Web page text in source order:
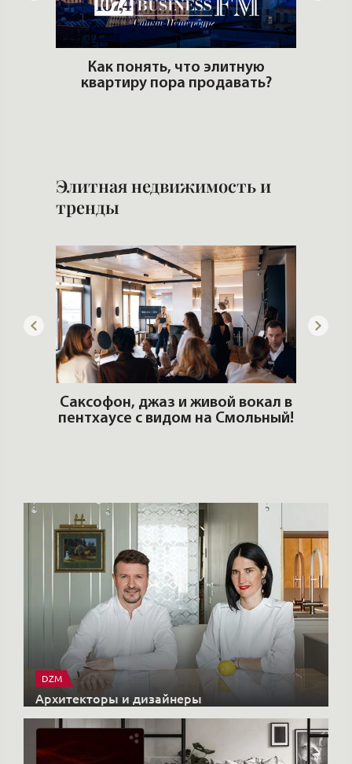
Как понять, что элитную
квартиру пора продавать?
Элитная недвижимость и
тренды
Саксофон, джаз и живой вокал в
пентхаусе с видом на Смольный!
DZM
Архитекторы и дизайнеры